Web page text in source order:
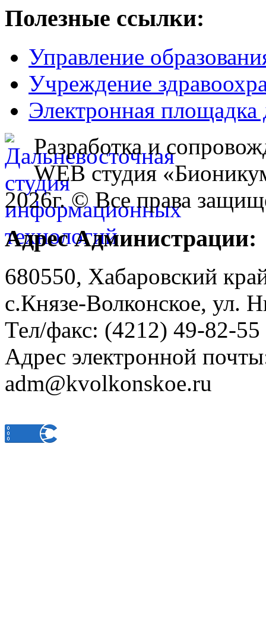
Полезные ссылки:
Управление
Учреждение
Электронная площадка
Разработка и
WEB студия
2026г. © Все права
Адрес Администрации:
680550, Хабаровский
с.Князе-Волконское, ул.
Тел/факс: (4212) 49-82-55
Адрес электронной
adm@kvolkonskoe.ru